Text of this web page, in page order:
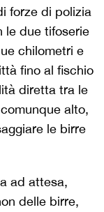
forze di polizia
le due tifoserie
chilometri e
fino al fischio
diretta tra le
alto,
le birre
ad attesa,
delle birre,